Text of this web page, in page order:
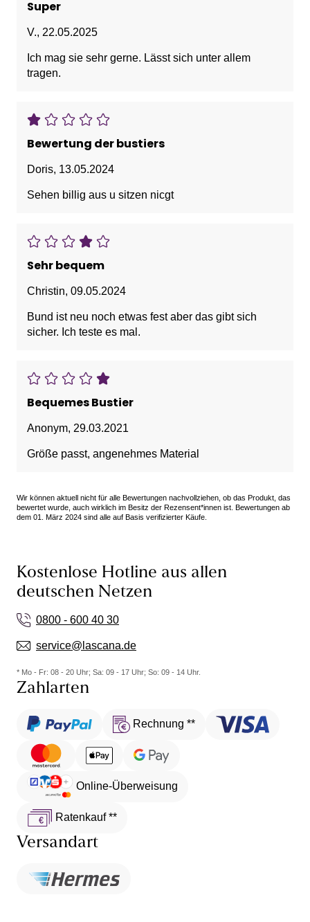
Super
V., 22.05.2025
Ich mag sie sehr gerne. Lässt sich unter allem
tragen.
Bewertung der bustiers
Doris, 13.05.2024
Sehen billig aus u sitzen nicgt
Sehr bequem
Christin, 09.05.2024
Bund ist neu noch etwas fest aber das gibt sich
sicher. Ich teste es mal.
Bequemes Bustier
Anonym, 29.03.2021
Größe passt, angenehmes Material
Wir können aktuell nicht für alle Bewertungen nachvollziehen, ob das Produkt, das
bewertet wurde, auch wirklich im Besitz der Rezensent*innen ist. Bewertungen ab
dem 01. März 2024 sind alle auf Basis verifizierter Käufe.
Kostenlose Hotline aus allen
deutschen Netzen
0800 - 600 40 30
service@lascana.de
* Mo - Fr: 08 - 20 Uhr; Sa: 09 - 17 Uhr; So: 09 - 14 Uhr.
Zahlarten
Rechnung **
Online-Überweisung
Ratenkauf **
Versandart